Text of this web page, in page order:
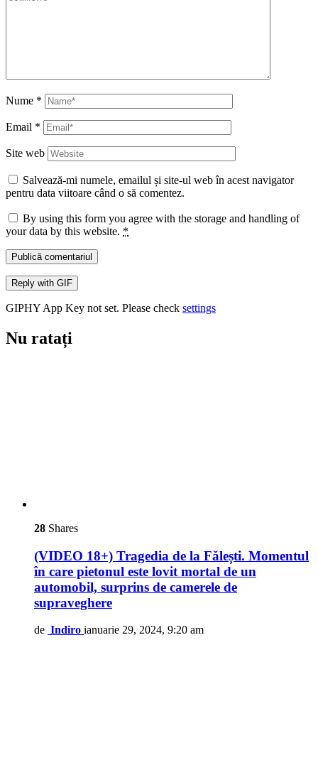
Nume *
Email *
Site web
Salvează-mi numele, emailul și site-ul web în acest navigator
pentru data viitoare când o să comentez.
By using this form you agree with the storage and handling of
your data by this website. *
Publică comentariul
Reply with GIF
GIPHY App Key not set. Please check settings
Nu ratați
28 Shares
(VIDEO 18+) Tragedia de la Fălești. Momentul
în care pietonul este lovit mortal de un
automobil, surprins de camerele de
supraveghere
de Indiro ianuarie 29, 2024, 9:20 am